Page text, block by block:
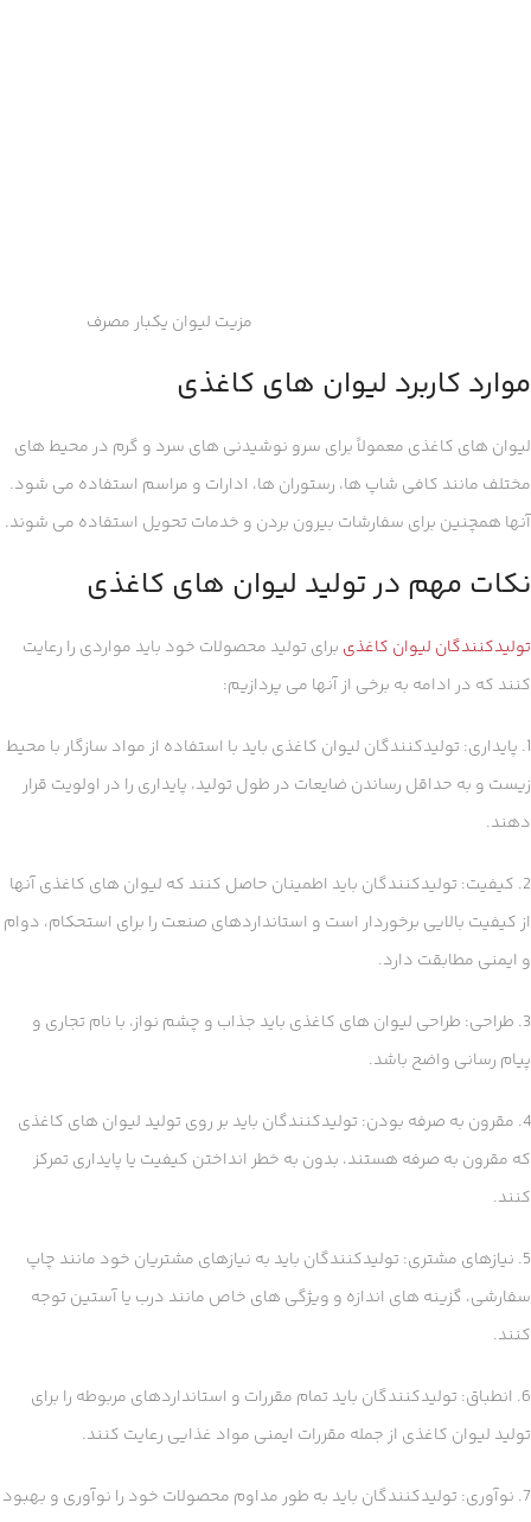
مزیت لیوان یکبار مصرف
موارد کاربرد لیوان های کاغذی
لیوان های کاغذی معمولاً برای سرو نوشیدنی های سرد و گرم در محیط های
مختلف مانند کافی شاپ ها، رستوران ها، ادارات و مراسم استفاده می شود.
آنها همچنین برای سفارشات بیرون بردن و خدمات تحویل استفاده می شوند.
نکات مهم در تولید لیوان های کاغذی
تولیدکنندگان لیوان کاغذی برای تولید محصولات خود باید مواردی را رعايت
کنند که در ادامه به برخی از آنها می پردازیم:
1. پایداری: تولیدکنندگان لیوان کاغذی باید با استفاده از مواد سازگار با محیط
زیست و به حداقل رساندن ضایعات در طول تولید، پایداری را در اولویت قرار
دهند.
2. کیفیت: تولیدکنندگان باید اطمینان حاصل کنند که لیوان های کاغذی آنها
از کیفیت بالایی برخوردار است و استانداردهای صنعت را برای استحکام، دوام
و ایمنی مطابقت دارد.
3. طراحی: طراحی لیوان های کاغذی باید جذاب و چشم نواز، با نام تجاری و
پیام رسانی واضح باشد.
4. مقرون به صرفه بودن: تولیدکنندگان باید بر روی تولید لیوان های کاغذی
که مقرون به صرفه هستند، بدون به خطر انداختن کیفیت یا پایداری تمرکز
کنند.
5. نیازهای مشتری: تولیدکنندگان باید به نیازهای مشتریان خود مانند چاپ
سفارشی، گزینه های اندازه و ویژگی های خاص مانند درب یا آستین توجه
کنند.
6. انطباق: تولیدکنندگان باید تمام مقررات و استانداردهای مربوطه را برای
تولید لیوان کاغذی از جمله مقررات ایمنی مواد غذایی رعایت کنند.
7. نوآوری: تولیدکنندگان باید به طور مداوم محصولات خود را نوآوری و بهبود